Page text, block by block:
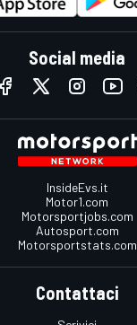
Social media
InsideEvs.it
Motor1.com
Motorsportjobs.com
Autosport.com
Motorsportstats.com
Contattaci